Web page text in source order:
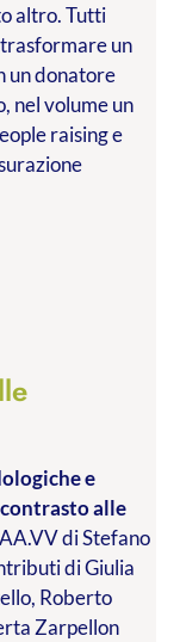
altro. Tutti
un
un donatore
nel volume un
raising e
e
alle
AA.VV di Stefano
di Giulia
Roberto
Zarpellon